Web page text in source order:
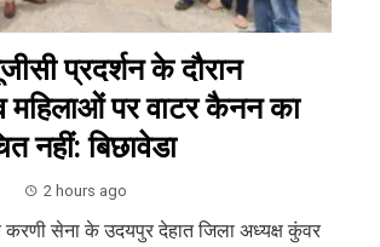
प्रदर्शन के दौरान
महिलाओं पर वाटर कैनन का
नहीं: बिछावेडा
2 hours ago
करणी सेना के उदयपुर देहात जिला अध्यक्ष कुंवर